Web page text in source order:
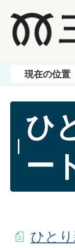
現在の位置
ひ
ー
ひと